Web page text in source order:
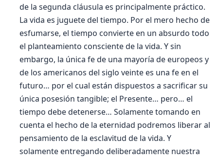
de la segunda cláusula es principalmente práctico.
La vida es juguete del tiempo. Por el mero hecho de
esfumarse, el tiempo convierte en un absurdo todo
el planteamiento consciente de la vida. Y sin
embargo, la única fe de una mayoría de europeos y
de los americanos del siglo veinte es una fe en el
futuro… por el cual están dispuestos a sacrificar su
única posesión tangible; el Presente… pero… el
tiempo debe detenerse… Solamente tomando en
cuenta el hecho de la eternidad podremos liberar al
pensamiento de la esclavitud de la vida. Y
solamente entregando deliberadamente nuestra